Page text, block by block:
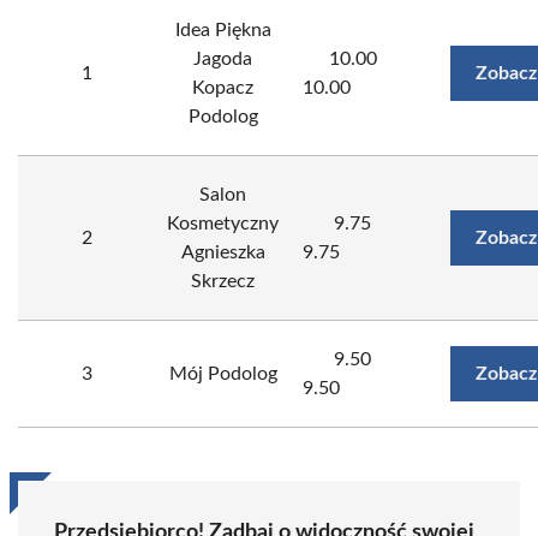
1
Idea Piękna
Jagoda
Kopacz
Podolog
10.00
10.00
2
Salon
Kosmetyczny
Agnieszka
Skrzecz
9.75
9.75
3 Mój Podolog
9.50
9.50